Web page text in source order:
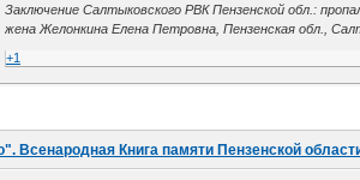
Заключение Салтыковского РВК Пензенской обл.:
жена Желонкина Елена Петровна, Пензенская обл.,
+1
Всенародная Книга памяти Пензенской